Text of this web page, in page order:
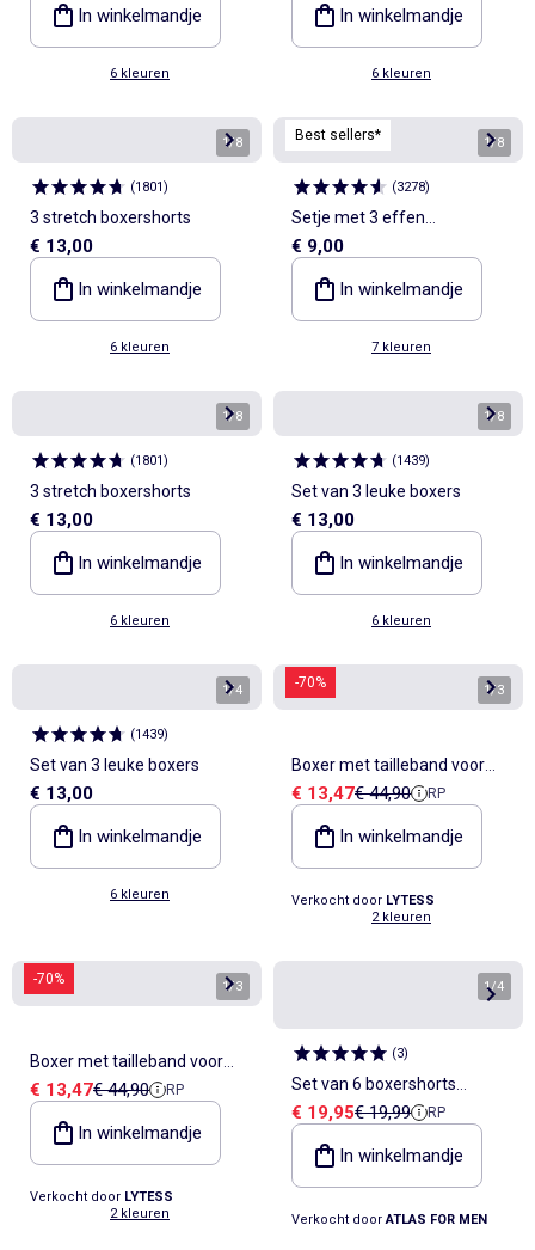
In winkelmandje
6 kleuren
In winkelmandje
6 kleuren
1/8
(1801)
3 stretch boxershorts
€ 13,00
In winkelmandje
6 kleuren
Best sellers* 1/8
(3278)
Setje met 3 effen
boxershorts
€ 9,00
In winkelmandje
7 kleuren
1/8
(1801)
3 stretch boxershorts
€ 13,00
In winkelmandje
6 kleuren
1/8
(1439)
Set van 3 leuke boxers
€ 13,00
In winkelmandje
6 kleuren
1/4
(1439)
Set van 3 leuke boxers
€ 13,00
In winkelmandje
6 kleuren
-70% 1/3
Boxer met tailleband voor
heren
Verkoopprijs
€ 13,47Referentieprijs
€ 44,90 RP
In winkelmandje
Verkocht door LYTESS
2 kleuren
-70% 1/3
Boxer met tailleband voor
heren
Verkoopprijs
€ 13,47Referentieprijs
€ 44,90 RP
In winkelmandje
Verkocht door LYTESS
2 kleuren
1/4
(3)
Set van 6 boxershorts
Atlas® - ATLAS FOR MEN
Verkoopprijs
€ 19,95Referentieprijs
€ 19,99 RP
In winkelmandje
Verkocht door ATLAS FOR MEN